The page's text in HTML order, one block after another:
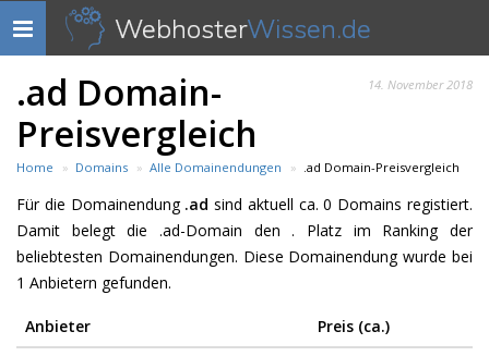
Navigation
anzeigen
WebhosterWissen.de
14. November 2018
.ad Domain-
Preisvergleich
Home Domains Alle Domainendungen .ad Domain-Preisvergleich
Für die Domainendung .ad sind aktuell ca. 0 Domains registiert.
Damit belegt die .ad-Domain den . Platz im Ranking der
beliebtesten Domainendungen. Diese Domainendung wurde bei
1 Anbietern gefunden.
Anbieter
Preis (ca.)